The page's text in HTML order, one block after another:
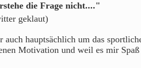
die Frage nicht...."
geklaut)
auch hauptsächlich um das
Motivation und weil es mir